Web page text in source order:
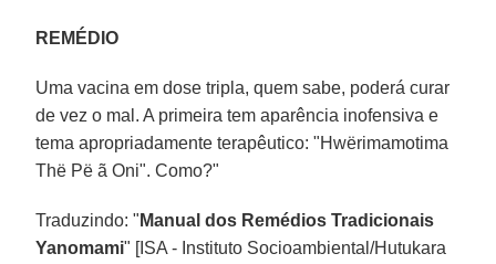
REMÉDIO
Uma vacina em dose tripla, quem sabe, poderá curar
de vez o mal. A primeira tem aparência inofensiva e
tema apropriadamente terapêutico: "Hwërimamotima
Thë Pë ã Oni". Como?"
Traduzindo: " Manual dos Remédios Tradicionais
Yanomami" [ISA - Instituto Socioambiental/Hutukara